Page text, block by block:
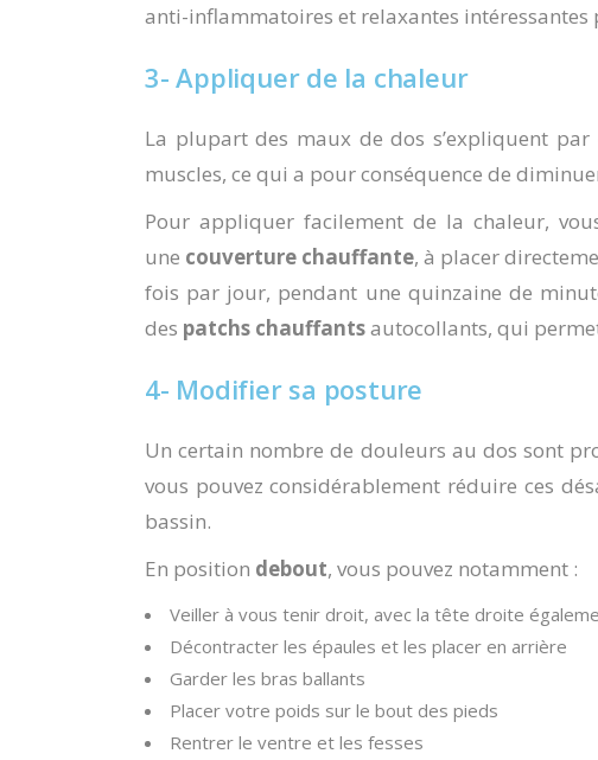
anti-inflammatoires et relaxantes
3- Appliquer de la chaleur
La plupart des maux de dos s’expliquent
muscles, ce qui a pour conséquence de
Pour appliquer facilement de la chaleur,
une couverture chauffante, à placer
fois par jour, pendant une quinzaine de
des patchs chauffantsautocollants, qui
4- Modifier sa posture
Un certain nombre de douleurs au dos sont
vous pouvez considérablement réduire ces
bassin.
En position debout, vous pouvez notamment :
Veiller à vous tenir droit, avec la tête droite
Décontracter les épaules et les placer en arrière
Garder les bras ballants
Placer votre poids sur le bout des pieds
Rentrer le ventre et les fesses